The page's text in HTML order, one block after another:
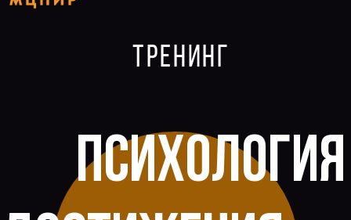
ПСИХОЛОГИЯ
ДОСТИЖЕНИЯ
результата